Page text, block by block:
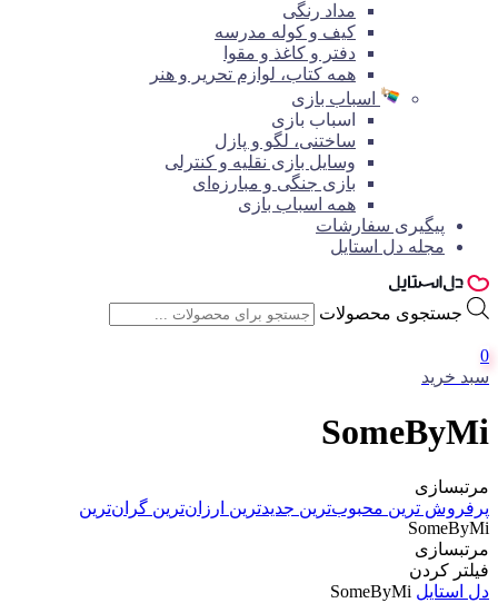
مداد رنگی
کیف و کوله مدرسه
دفتر و کاغذ و مقوا
همه کتاب، لوازم تحریر و هنر
اسباب بازی
اسباب بازی
ساختنی، لگو و پازل
وسایل بازی نقلیه و کنترلی
بازی جنگی و مبارزه‌ای
همه اسباب بازی
پیگیری سفارشات
مجله دل استایل
جستجوی محصولات
0
سبد خرید
SomeByMi
مرتبسازی
پرفروش ترین محبوب‌ترین جدیدترین ارزان‌ترین گران‌ترین
SomeByMi
مرتبسازی
فیلتر کردن
دل استایل SomeByMi